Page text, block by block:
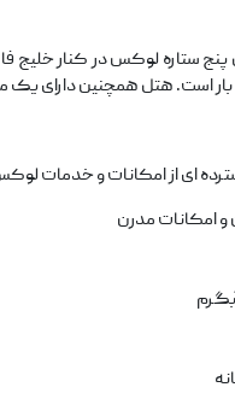
هتل همچنین دارای یک مرکز خرید با
از امکانات و خدمات لوکس
و امکانات مدرن